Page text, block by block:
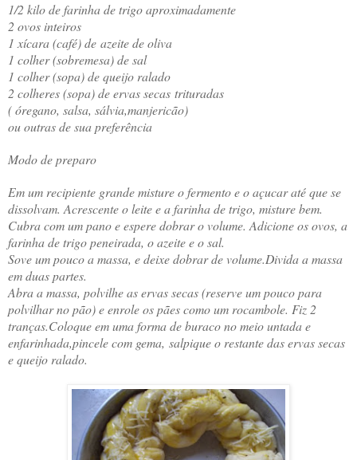
1/2 kilo de farinha de trigo aproximadamente
2 ovos inteiros
1 xícara (café) de azeite de oliva
1 colher (sobremesa) de sal
1 colher (sopa) de queijo ralado
2 colheres (sopa) de ervas secas trituradas
( óregano, salsa, sálvia,manjericão)
ou outras de sua preferência
Modo de preparo
Em um recipiente grande misture o fermento e o açucar até que se
dissolvam. Acrescente o leite e a farinha de trigo, misture bem.
Cubra com um pano e espere dobrar o volume. Adicione os ovos, a
farinha de trigo peneirada, o azeite e o sal.
Sove um pouco a massa, e deixe dobrar de volume.Divida a massa
em duas partes.
Abra a massa, polvilhe as ervas secas (reserve um pouco para
polvilhar no pão) e enrole os pães como um rocambole. Fiz 2
tranças.Coloque em uma forma de buraco no meio untada e
enfarinhada,pincele com gema, salpique o restante das ervas secas
e queijo ralado.